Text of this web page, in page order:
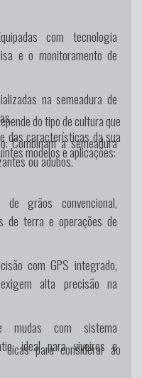
com tecnologia
e o monitoramento de
na semeadura de
Combinam a semeadura
ou adubos.
do tipo de cultura que
das características da sua
modelos e aplicações:
de grãos convencional,
de terra e operações de
com GPS integrado,
alta precisão na
mudas com sistema
ideal para viveiros e
para considerar ao